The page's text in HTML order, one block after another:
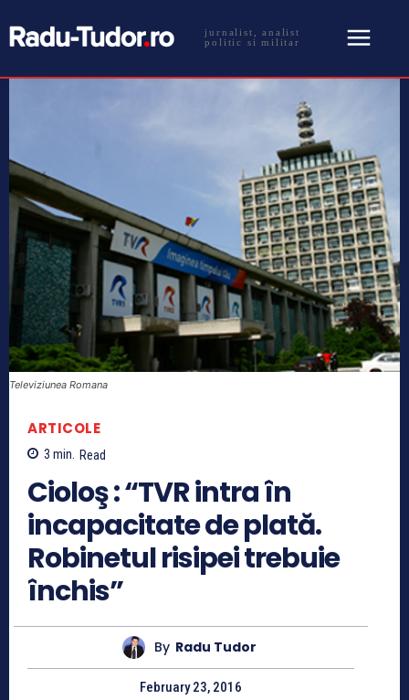
jurnalist, analist
politic si militar
Televiziunea Romana
ARTICOLE
3 min. Read
Cioloş : “TVR intra în
incapacitate de plată.
Robinetul risipei trebuie
închis”
By Radu Tudor
February 23, 2016